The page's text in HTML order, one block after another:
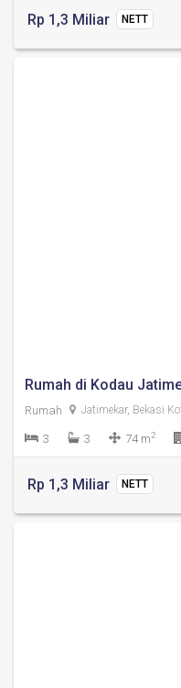
Rp 1,3 Miliar NETT
Rumah di Kodau
Rumah Jatimekar, Bekasi
3 3 74 m2
Rp 1,3 Miliar NETT